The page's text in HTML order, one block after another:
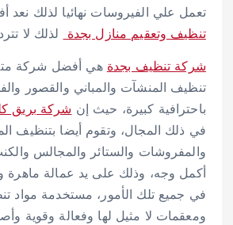
تعمل علي الفيروسات نهائيا لذلك نعد
تنظيف وتعقيم منازل بجدة
لذلك لا
شركة تنظيف بجدة هي أفضل شركة
تنظيف المنشآت والمباني والقصور
باحترافية كبيرة، حيث إن شركة بريق
في ذلك المجال، وتقوم أيضا بتنظيف
والمفروشات والستائر والمجالس
أكمل وجه، وذلك على يد عمالة ماهرة
في جميع تلك الأمور، مستخدمة مواد
ومعقمات لا مثيل لها وفعالة وقوية